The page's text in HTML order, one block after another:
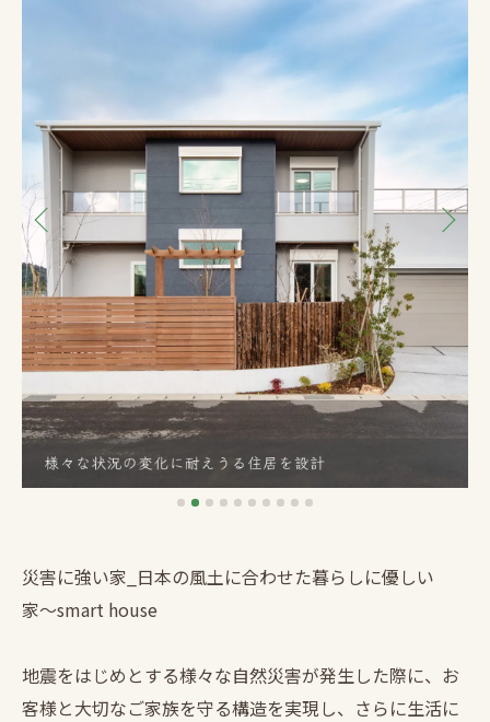
災害に強い家_日本の風土に合わせた暮らしに優しい
家〜smart house
地震をはじめとする様々な自然災害が発生した際に、お
客様と大切なご家族を守る構造を実現し、さらに生活に